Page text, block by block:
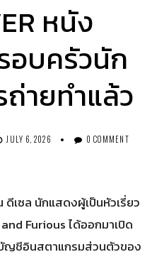
หนัง
อบครัวนัก
ายทำแล้ว
JULY 6, 2026 0 COMMENT
เซล นักแสดงผู้เป็นหัวเรี่ยว
Furious ได้ออกมาเปิด
ญชีอินสตาแกรมส่วนตัวของ